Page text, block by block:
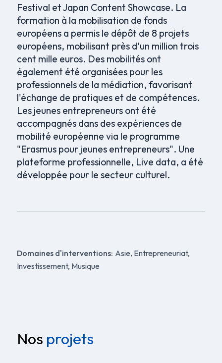
Festival et Japan Content Showcase. La
formation à la mobilisation de fonds
européens a permis le dépôt de 8 projets
européens, mobilisant près d'un million trois
cent mille euros. Des mobilités ont
également été organisées pour les
professionnels de la médiation, favorisant
l'échange de pratiques et de compétences.
Les jeunes entrepreneurs ont été
accompagnés dans des expériences de
mobilité européenne via le programme
"Erasmus pour jeunes entrepreneurs". Une
plateforme professionnelle, Live data, a été
développée pour le secteur culturel.
Domaines d'interventions: Asie, Entrepreneuriat,
Investissement, Musique
Nos projets